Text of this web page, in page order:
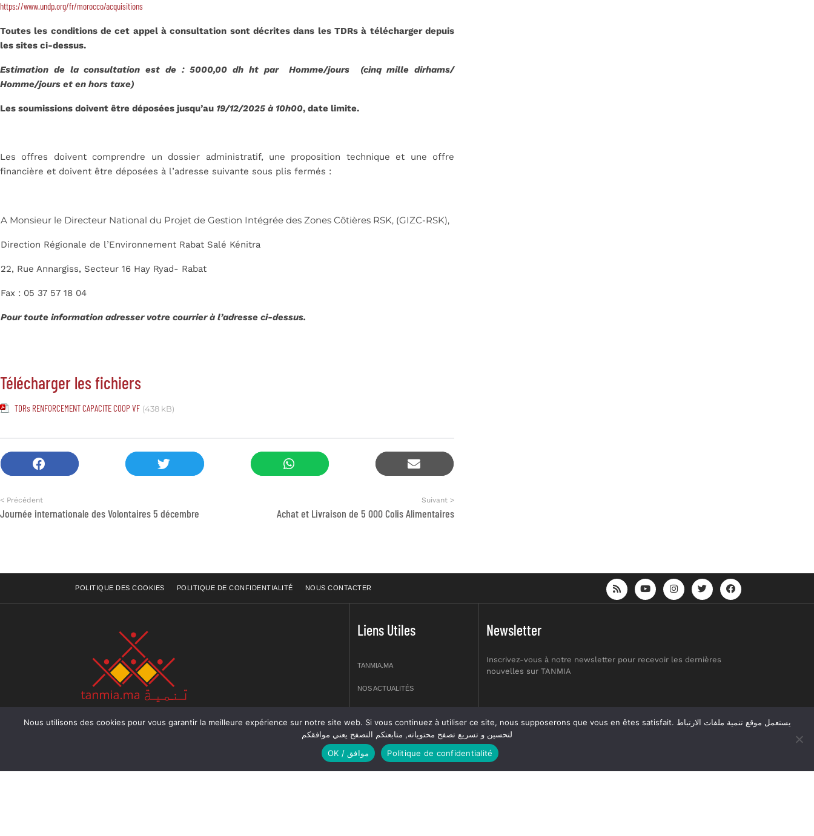
https://www.undp.org/fr/morocco/acquisitions
Toutes les conditions de cet appel à consultation sont décrites dans les TDRs à télécharger depuis
les sites ci-dessus.
Estimation de la consultation est de : 5000,00 dh ht par Homme/jours (cinq mille dirhams/
Homme/jours et en hors taxe)
Les soumissions doivent être déposées jusqu’au 19/12/2025 à 10h00, date limite.
Les offres doivent comprendre un dossier administratif, une proposition technique et une offre
financière et doivent être déposées à l’adresse suivante sous plis fermés :
A Monsieur le Directeur National du Projet de Gestion Intégrée des Zones Côtières RSK, (GIZC-RSK),
Direction Régionale de l’Environnement Rabat Salé Kénitra
22, Rue Annargiss, Secteur 16 Hay Ryad- Rabat
Fax : 05 37 57 18 04
Pour toute information adresser votre courrier à l’adresse ci-dessus.
Télécharger les fichiers
TDRs RENFORCEMENT CAPACITE COOP VF (438 kB)
< Précédent
Journée internationale des Volontaires 5 décembre
Suivant >
Achat et Livraison de 5 000 Colis Alimentaires
POLITIQUE DES COOKIES POLITIQUE DE CONFIDENTIALITÉ NOUS CONTACTER
Rue Raiss Achour, Résidence Badr A, ler étage, Apprt NO 2,
Liens Utiles
TANMIA.MA
NOS ACTUALITÉS
OFFRES D’EMPLOI
GUIDES
Newsletter
Inscrivez-vous à notre newsletter pour recevoir les dernières
nouvelles sur TANMIA
Nous utilisons des cookies pour vous garantir la meilleure expérience sur notre site web. Si vous continuez à utiliser ce site, nous supposerons que vous en êtes satisfait. يستعمل موقع تنمية ملفات الارتباط
لتحسين و تسريع تصفح محتوياته, متابعتكم التصفح يعني موافقكم
OK / موافق
Politique de confidentialité